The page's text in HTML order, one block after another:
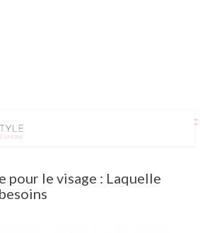
pour le visage : Laquelle